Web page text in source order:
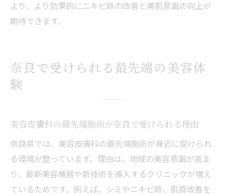
より、より効果的にニキビ跡の改善と美肌意識の向上が
期待できます。
奈良で受けられる最先端の美容体
験
美容皮膚科の最先端施術が奈良で受けられる理由
奈良県では、美容皮膚科の最先端施術が身近に受けられ
る環境が整っています。理由は、地域の美容意識が高ま
り、最新美容機器や新技術を導入するクリニックが増え
ているためです。例えば、シミやニキビ跡、肌質改善を